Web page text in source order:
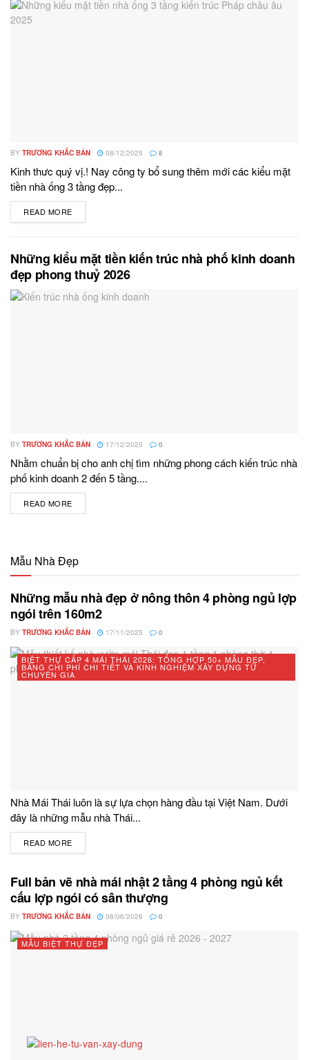
BY TRƯƠNG KHẮC BẢN 08/12/2025 8
Kinh thưc quý vị.! Nay công ty bổ sung thêm mới các kiểu mặt
tiền nhà ống 3 tầng đẹp...
READ MORE
Những kiểu mặt tiền kiến trúc nhà phố kinh doanh
đẹp phong thuỷ 2026
BY TRƯƠNG KHẮC BẢN 17/12/2025 0
Nhằm chuẩn bị cho anh chị tìm những phong cách kiến trúc nhà
phố kinh doanh 2 đến 5 tầng....
READ MORE
Mẫu Nhà Đẹp
Những mẫu nhà đẹp ở nông thôn 4 phòng ngủ lợp
ngói trên 160m2
BY TRƯƠNG KHẮC BẢN 17/11/2025 0
BIỆT THỰ CẤP 4 MÁI THÁI 2026: TỔNG HỢP 50+ MẪU ĐẸP,
BẢNG CHI PHÍ CHI TIẾT VÀ KINH NGHIỆM XÂY DỰNG TỪ
CHUYÊN GIA
Nhà Mái Thái luôn là sự lựa chọn hàng đầu tại Việt Nam. Dưới
đây là những mẫu nhà Thái...
READ MORE
Full bản vẽ nhà mái nhật 2 tầng 4 phòng ngủ kết
cấu lợp ngói có sân thượng
BY TRƯƠNG KHẮC BẢN 08/06/2026 0
MẪU BIỆT THỰ ĐẸP